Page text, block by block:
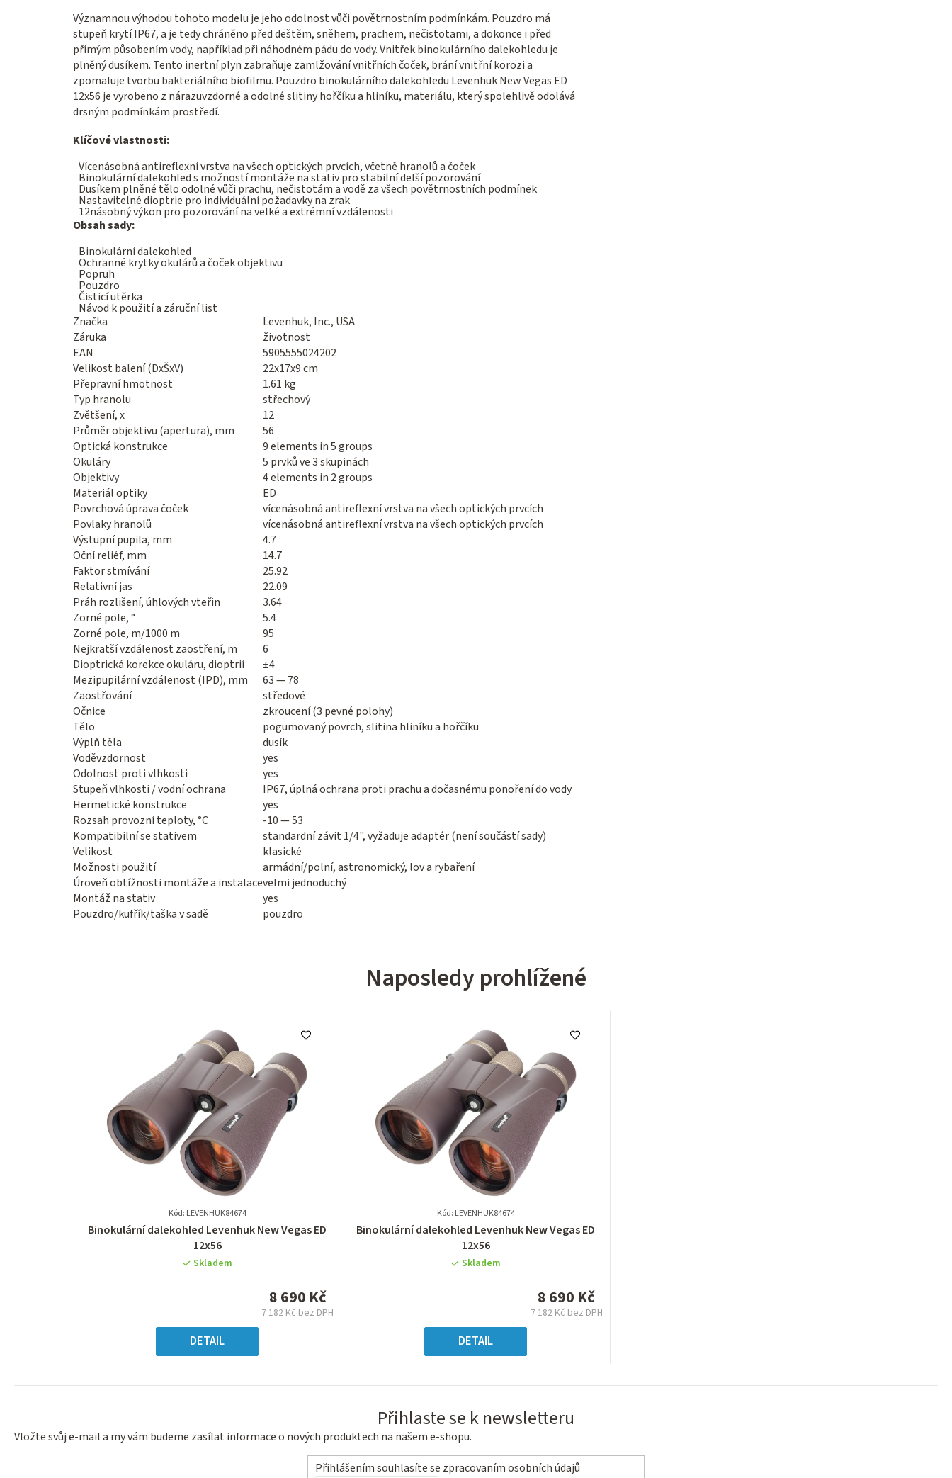
Významnou výhodou tohoto modelu je jeho odolnost vůči povětrnostním podmínkám. Pouzdro má
stupeň krytí IP67, a je tedy chráněno před deštěm, sněhem, prachem, nečistotami, a dokonce i před
přímým působením vody, například při náhodném pádu do vody. Vnitřek binokulárního dalekohledu je
plněný dusíkem. Tento inertní plyn zabraňuje zamlžování vnitřních čoček, brání vnitřní korozi a
zpomaluje tvorbu bakteriálního biofilmu. Pouzdro binokulárního dalekohledu Levenhuk New Vegas ED
12x56 je vyrobeno z nárazuvzdorné a odolné slitiny hořčíku a hliníku, materiálu, který spolehlivě odolává
drsným podmínkám prostředí.
Klíčové vlastnosti:
Vícenásobná antireflexní vrstva na všech optických prvcích, včetně hranolů a čoček
Binokulární dalekohled s možností montáže na stativ pro stabilní delší pozorování
Dusíkem plněné tělo odolné vůči prachu, nečistotám a vodě za všech povětrnostních podmínek
Nastavitelné dioptrie pro individuální požadavky na zrak
12násobný výkon pro pozorování na velké a extrémní vzdálenosti
Obsah sady:
Binokulární dalekohled
Ochranné krytky okulárů a čoček objektivu
Popruh
Pouzdro
Čisticí utěrka
Návod k použití a záruční list
Značka
Levenhuk, Inc., USA
Záruka
životnost
EAN
5905555024202
Velikost balení (DxŠxV)
22x17x9 cm
Přepravní hmotnost
1.61 kg
Typ hranolu
střechový
Zvětšení, x
12
Průměr objektivu (apertura), mm
56
Optická konstrukce
9 elements in 5 groups
Okuláry
5 prvků ve 3 skupinách
Objektivy
4 elements in 2 groups
Materiál optiky
ED
Povrchová úprava čoček
vícenásobná antireflexní vrstva na všech optických prvcích
Povlaky hranolů
vícenásobná antireflexní vrstva na všech optických prvcích
Výstupní pupila, mm
4.7
Oční reliéf, mm
14.7
Faktor stmívání
25.92
Relativní jas
22.09
Práh rozlišení, úhlových vteřin
3.64
Zorné pole, °
5.4
Zorné pole, m/1000 m
95
Nejkratší vzdálenost zaostření, m
6
Dioptrická korekce okuláru, dioptrií
±4
Mezipupilární vzdálenost (IPD), mm
63 — 78
Zaostřování
středové
Očnice
zkroucení (3 pevné polohy)
Tělo
pogumovaný povrch, slitina hliníku a hořčíku
Výplň těla
dusík
Voděvzdornost
yes
Odolnost proti vlhkosti
yes
Stupeň vlhkosti / vodní ochrana
IP67, úplná ochrana proti prachu a dočasnému ponoření do vody
Hermetické konstrukce
yes
Rozsah provozní teploty, °C
-10 — 53
Kompatibilní se stativem
standardní závit 1/4", vyžaduje adaptér (není součástí sady)
Velikost
klasické
Možnosti použití
armádní/polní, astronomický, lov a rybaření
Úroveň obtížnosti montáže a instalacevelmi jednoduchý
Montáž na stativ
yes
Pouzdro/kufřík/taška v sadě
pouzdro
Naposledy prohlížené
Kód: LEVENHUK84674
Průměrné
hodnocení
produktu
5
hvězdiček.
Binokulární dalekohled Levenhuk New Vegas ED
12x56
Skladem
8 690 Kč
7 182 Kč bez DPH
DETAIL
Kód: LEVENHUK84674
Průměrné
hodnocení
produktu
5
hvězdiček.
Binokulární dalekohled Levenhuk New Vegas ED
12x56
Skladem
8 690 Kč
7 182 Kč bez DPH
DETAIL
Přihlaste se k newsletteru
Vložte svůj e-mail a my vám budeme zasílat informace o nových produktech na našem e-shopu.
Přihlášením souhlasíte se zpracovaním osobních údajů